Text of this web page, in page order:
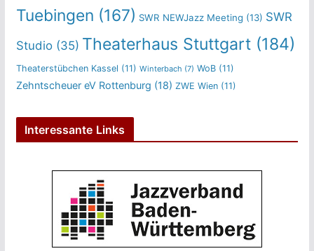
Tuebingen (167) SWR NEWJazz Meeting (13) SWR
Studio(35) Theaterhaus Stuttgart(184)
Theaterstübchen Kassel (11) Winterbach (7) WoB(11)
Zehntscheuer eV Rottenburg (18) ZWE Wien(11)
Interessante Links